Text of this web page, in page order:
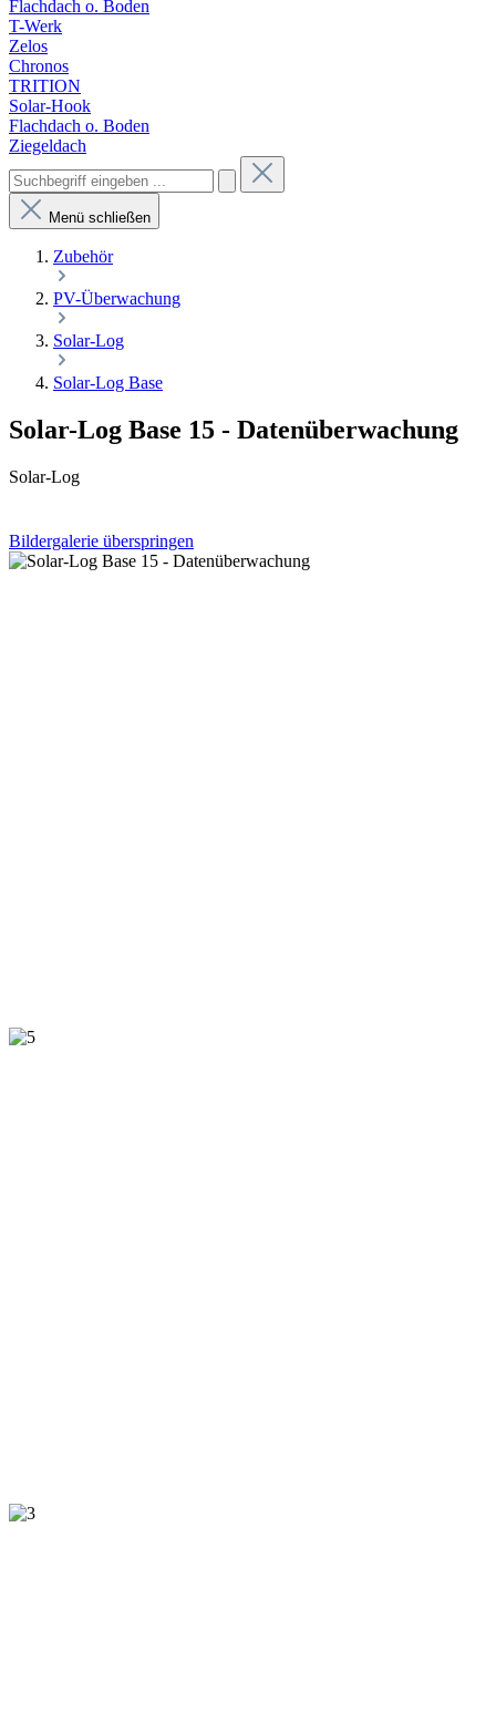
Flachdach o. Boden
T-Werk
Zelos
Chronos
TRITION
Solar-Hook
Flachdach o. Boden
Ziegeldach
Menü schließen
Zubehör
PV-Überwachung
Solar-Log
Solar-Log Base
Solar-Log Base 15 - Datenüberwachung
Solar-Log
Bildergalerie überspringen